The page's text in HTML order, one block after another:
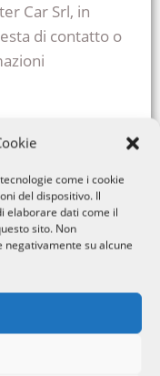
come i cookie
del dispositivo. Il
elaborare dati come il
sito. Non
su alcune
Car Srl, in
di contatto o
dell'informativa